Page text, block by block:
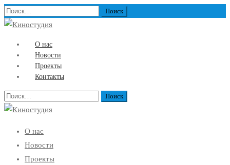
Найти:
О нас
Новости
Проекты
Контакты
Найти:
О нас
Новости
Проекты